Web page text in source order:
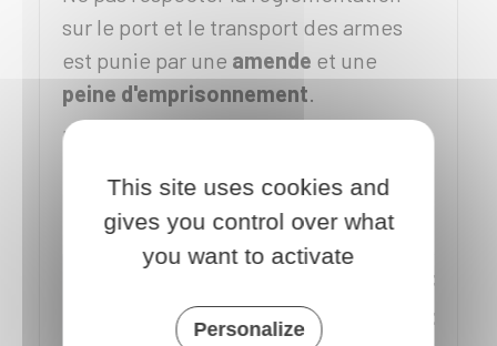
sur le port et le transport des armes
est punie par une amende et une
peine d'emprisonnement.
La sanction s'applique même si la
détention de l'arme.
Amende
Peine
This site uses cookies and
gives you control over what
you want to activate
Personalize